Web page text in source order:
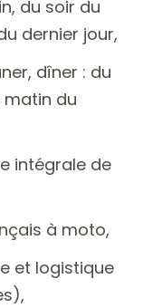
du soir du
dernier jour,
dîner : du
matin du
intégrale de
à moto,
et logistique